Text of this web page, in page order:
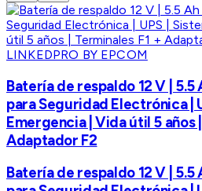
LINKEDPRO BY EPCOM
Batería de respaldo 12 V | 5.5
para Seguridad Electrónica |
Emergencia | Vida útil 5 años
Adaptador F2
Batería de respaldo 12 V | 5.5